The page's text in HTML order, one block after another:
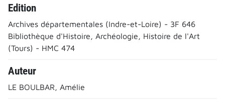
Edition
Archives départementales (Indre-et-Loire) - 3F 646
Bibliothèque d'Histoire, Archéologie, Histoire de l'Art
(Tours) - HMC 474
Auteur
LE BOULBAR, Amélie